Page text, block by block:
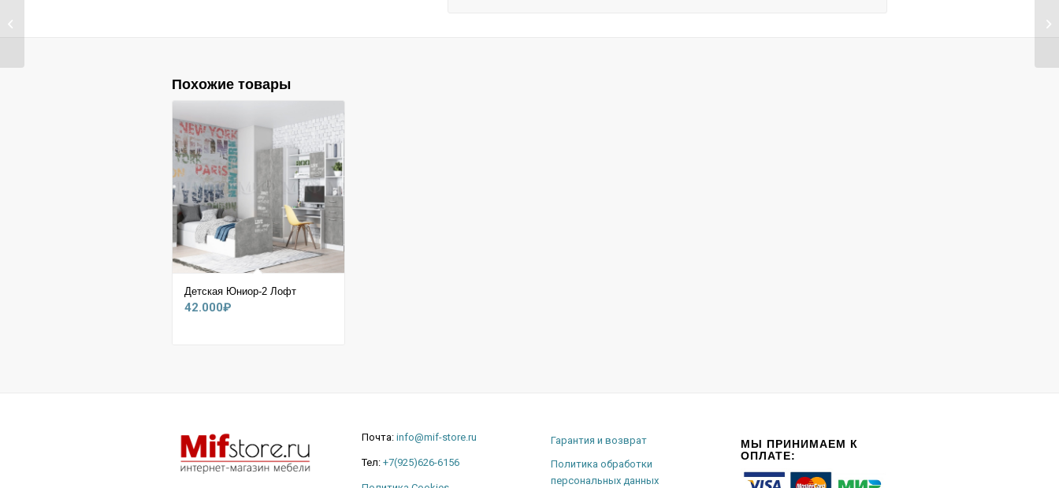
Похожие товары
Детская Юниор-2 Лофт
42.000₽
Почта: info@mif-store.ru
Тел: +7(925)626-6156
Гарантия и возврат
Политика обработки
персональных данных
МЫ ПРИНИМАЕМ К
ОПЛАТЕ: